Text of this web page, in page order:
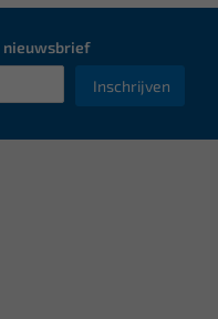
nieuwsbrief
Inschrijven